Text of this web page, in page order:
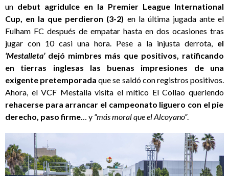
un debut agridulce en la Premier League International
Cup, en la que perdieron (3-2) en la última jugada ante el
Fulham FC después de empatar hasta en dos ocasiones tras
jugar con 10 casi una hora. Pese a la injusta derrota, el
‘Mestalleta’dejó mimbres más que positivos, ratificando
en tierras inglesas las buenas impresiones de una
exigente pretemporada que se saldó con registros positivos.
Ahora, el VCF Mestalla visita el mítico El Collao queriendo
rehacerse para arrancar el campeonato liguero con el pie
derecho, paso firme… y “más moral que el Alcoyano”.